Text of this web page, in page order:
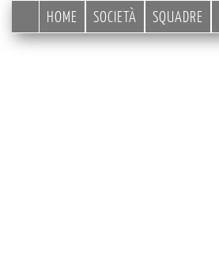
HOME SOCIETÀ SQUADRE